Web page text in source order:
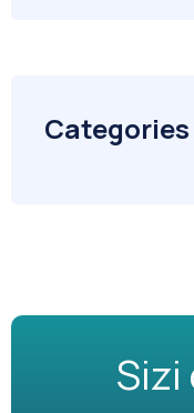
Categories